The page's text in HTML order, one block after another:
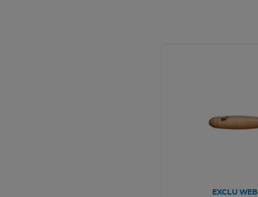
EXCLU WEB